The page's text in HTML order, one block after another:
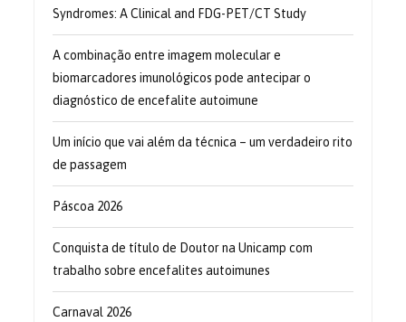
Syndromes: A Clinical and FDG-PET/CT Study
A combinação entre imagem molecular e
biomarcadores imunológicos pode antecipar o
diagnóstico de encefalite autoimune
Um início que vai além da técnica – um verdadeiro rito
de passagem
Páscoa 2026
Conquista de título de Doutor na Unicamp com
trabalho sobre encefalites autoimunes
Carnaval 2026